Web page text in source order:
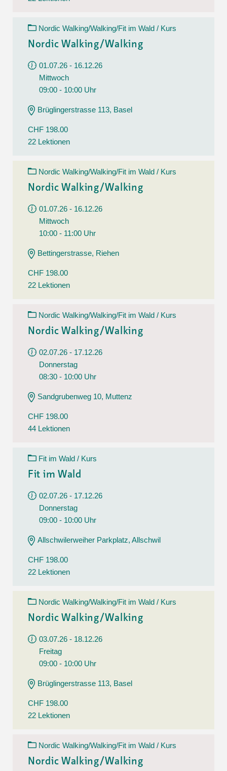
Nordic Walking/Walking/Fit im Wald / Kurs
Nordic Walking/Walking
01.07.26 - 16.12.26
Mittwoch
09:00 - 10:00 Uhr
Brüglingerstrasse 113, Basel
CHF 198.00
22 Lektionen
Nordic Walking/Walking/Fit im Wald / Kurs
Nordic Walking/Walking
01.07.26 - 16.12.26
Mittwoch
10:00 - 11:00 Uhr
Bettingerstrasse, Riehen
CHF 198.00
22 Lektionen
Nordic Walking/Walking/Fit im Wald / Kurs
Nordic Walking/Walking
02.07.26 - 17.12.26
Donnerstag
08:30 - 10:00 Uhr
Sandgrubenweg 10, Muttenz
CHF 198.00
44 Lektionen
Fit im Wald / Kurs
Fit im Wald
02.07.26 - 17.12.26
Donnerstag
09:00 - 10:00 Uhr
Allschwilerweiher Parkplatz, Allschwil
CHF 198.00
22 Lektionen
Nordic Walking/Walking/Fit im Wald / Kurs
Nordic Walking/Walking
03.07.26 - 18.12.26
Freitag
09:00 - 10:00 Uhr
Brüglingerstrasse 113, Basel
CHF 198.00
22 Lektionen
Nordic Walking/Walking/Fit im Wald / Kurs
Nordic Walking/Walking